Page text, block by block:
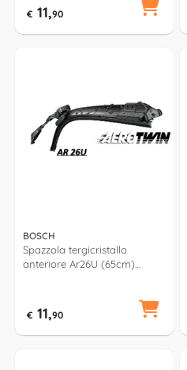
€ 11,90
BOSCH
Spazzola tergicristallo
anteriore Ar26U (65cm)
€ 11,90